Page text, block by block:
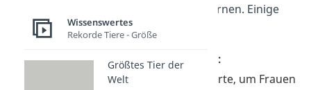
jemanden kennenzulernen. Einige
davon sind:
Der Freundeskreis:
Einer der besten Orte, um Frauen
Wissenswertes
Rekorde Tiere - Größe
Größtes Tier der
Welt